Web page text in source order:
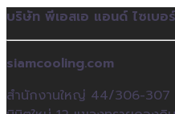
บริษัท พีเอสเอ แอนด์ ไซเบอ
siamcooling.com
สำนักงานใหญ่ 44/306-307